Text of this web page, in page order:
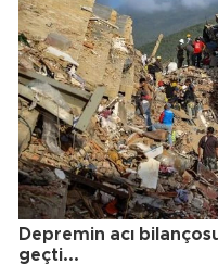
Depremin acı
geçti...